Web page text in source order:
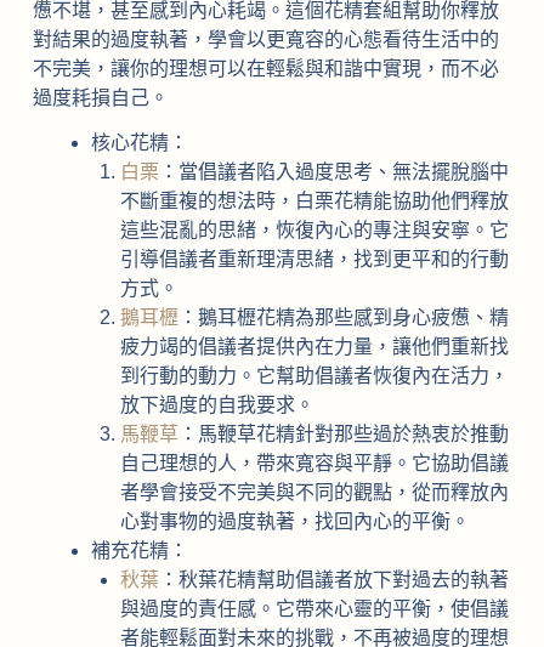
憊不堪，甚至感到內心耗竭。這個花精套組幫助你釋放
對結果的過度執著，學會以更寬容的心態看待生活中的
不完美，讓你的理想可以在輕鬆與和諧中實現，而不必
過度耗損自己。
核心花精：
白栗 ：當倡議者陷入過度思考、無法擺脫腦中
不斷重複的想法時，白栗花精能協助他們釋放
這些混亂的思緒，恢復內心的專注與安寧。它
引導倡議者重新理清思緒，找到更平和的行動
方式。
鵝耳櫪 ：鵝耳櫪花精為那些感到身心疲憊、精
疲力竭的倡議者提供內在力量，讓他們重新找
到行動的動力。它幫助倡議者恢復內在活力，
放下過度的自我要求。
馬鞭草 ：馬鞭草花精針對那些過於熱衷於推動
自己理想的人，帶來寬容與平靜。它協助倡議
者學會接受不完美與不同的觀點，從而釋放內
心對事物的過度執著，找回內心的平衡。
補充花精：
秋葉：秋葉花精幫助倡議者放下對過去的執著
與過度的責任感。它帶來心靈的平衡，使倡議
者能輕鬆面對未來的挑戰，不再被過度的理想